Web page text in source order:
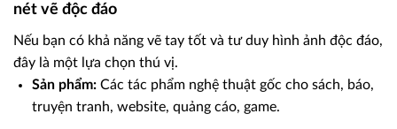
nét vẽ độc đáo
Nếu bạn có khả năng vẽ tay tốt và tư duy hình ảnh độc đáo,
đây là một lựa chọn thú vị.
Sản phẩm:Các tác phẩm nghệ thuật gốc cho sách, báo,
truyện tranh, website, quảng cáo, game.